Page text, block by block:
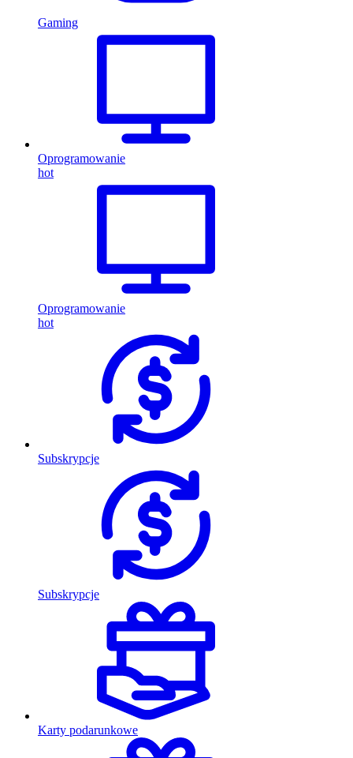
Gaming
Oprogramowanie
hot
Oprogramowanie
hot
Subskrypcje
Subskrypcje
Karty podarunkowe